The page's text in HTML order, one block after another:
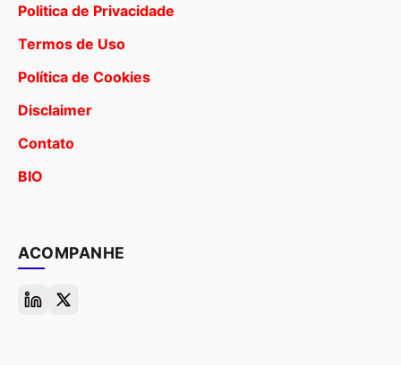
Politica de Privacidade
Termos de Uso
Política de Cookies
Disclaimer
Contato
BIO
ACOMPANHE